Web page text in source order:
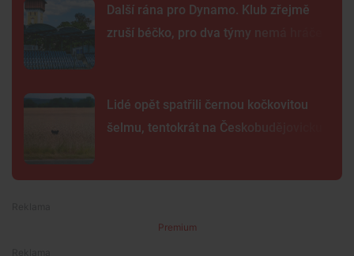
Další rána pro Dynamo. Klub zřejmě
zruší béčko, pro dva týmy nemá hráče
Lidé opět spatřili černou kočkovitou
šelmu, tentokrát na Českobudějovicku
Premium